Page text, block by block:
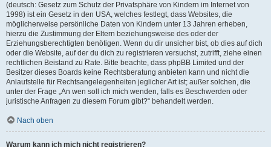
(deutsch: Gesetz zum Schutz der Privatsphäre von Kindern im Internet von
1998) ist ein Gesetz in den USA, welches festlegt, dass Websites, die
möglicherweise persönliche Daten von Kindern unter 13 Jahren erheben,
hierzu die Zustimmung der Eltern beziehungsweise des oder der
Erziehungsberechtigten benötigen. Wenn du dir unsicher bist, ob dies auf dich
oder die Website, auf der du dich zu registrieren versuchst, zutrifft, ziehe einen
rechtlichen Beistand zu Rate. Bitte beachte, dass phpBB Limited und der
Besitzer dieses Boards keine Rechtsberatung anbieten kann und nicht die
Anlaufstelle für Rechtsangelegenheiten jeglicher Art ist; außer solchen, die
unter der Frage „An wen soll ich mich wenden, falls es Beschwerden oder
juristische Anfragen zu diesem Forum gibt?“ behandelt werden.
Nach oben
Warum kann ich mich nicht registrieren?